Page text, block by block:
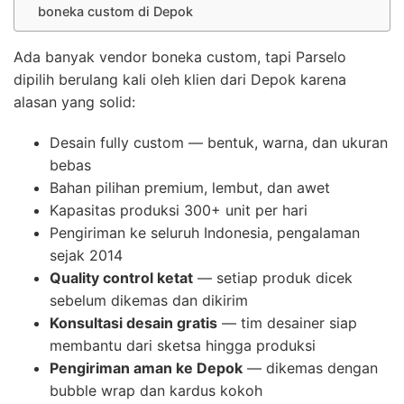
boneka custom di Depok
Ada banyak vendor boneka custom, tapi Parselo
dipilih berulang kali oleh klien dari Depok karena
alasan yang solid:
Desain fully custom — bentuk, warna, dan ukuran
bebas
Bahan pilihan premium, lembut, dan awet
Kapasitas produksi 300+ unit per hari
Pengiriman ke seluruh Indonesia, pengalaman
sejak 2014
Quality control ketat — setiap produk dicek
sebelum dikemas dan dikirim
Konsultasi desain gratis — tim desainer siap
membantu dari sketsa hingga produksi
Pengiriman aman ke Depok — dikemas dengan
bubble wrap dan kardus kokoh